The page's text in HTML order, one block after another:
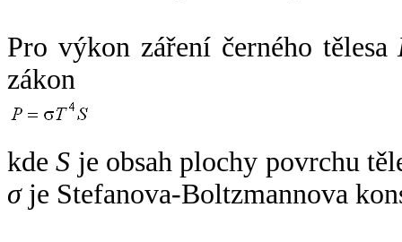
Pro výkon záření černého tělesa
zákon
kdeS je obsah plochy povrchu
σje Stefanova-Boltzmannova